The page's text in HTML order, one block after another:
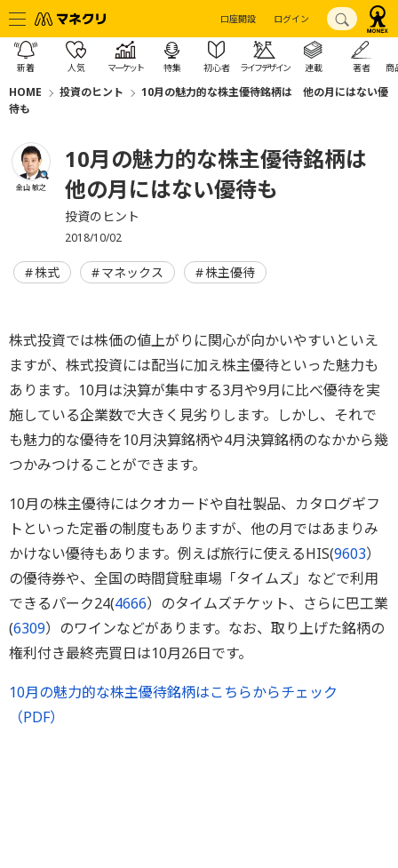
口座開設 ログイン
新着 人気 マーケット 特集 初心者 ライフデザイン 連載 著者 商
HOME 投資のヒント
10月の魅力的な株主優待銘柄は 他の月にはない優
待も
金山 敏之
10月の魅力的な株主優待銘柄は
他の月にはない優待も
投資のヒント
2018/10/02
株式 マネックス 株主優待
株式投資では株価の値上がりに関心が向かいやすいといえ
ますが、株式投資には配当に加え株主優待といった魅力も
あります。10月は決算が集中する3月や9月に比べ優待を実
施している企業数で大きく見劣りします。しかし、それで
も魅力的な優待を10月決算銘柄や4月決算銘柄のなかから幾
つかみつけることができます。
10月の株主優待にはクオカードや自社製品、カタログギフ
トといった定番の制度もありますが、他の月ではあまりみ
かけない優待もあります。例えば旅行に使えるHIS(9603）
の優待券や、全国の時間貸駐車場「タイムズ」などで利用
できるパーク24(4666）のタイムズチケット、さらに巴工業
(6309）のワインなどがあります。なお、取り上げた銘柄の
権利付き最終売買日は10月26日です。
10月の魅力的な株主優待銘柄はこちらからチェック
（PDF）